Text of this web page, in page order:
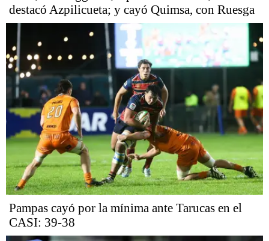
destacó Azpilicueta; y cayó Quimsa, con Ruesga
Pampas cayó por la mínima ante Tarucas en el
CASI: 39-38